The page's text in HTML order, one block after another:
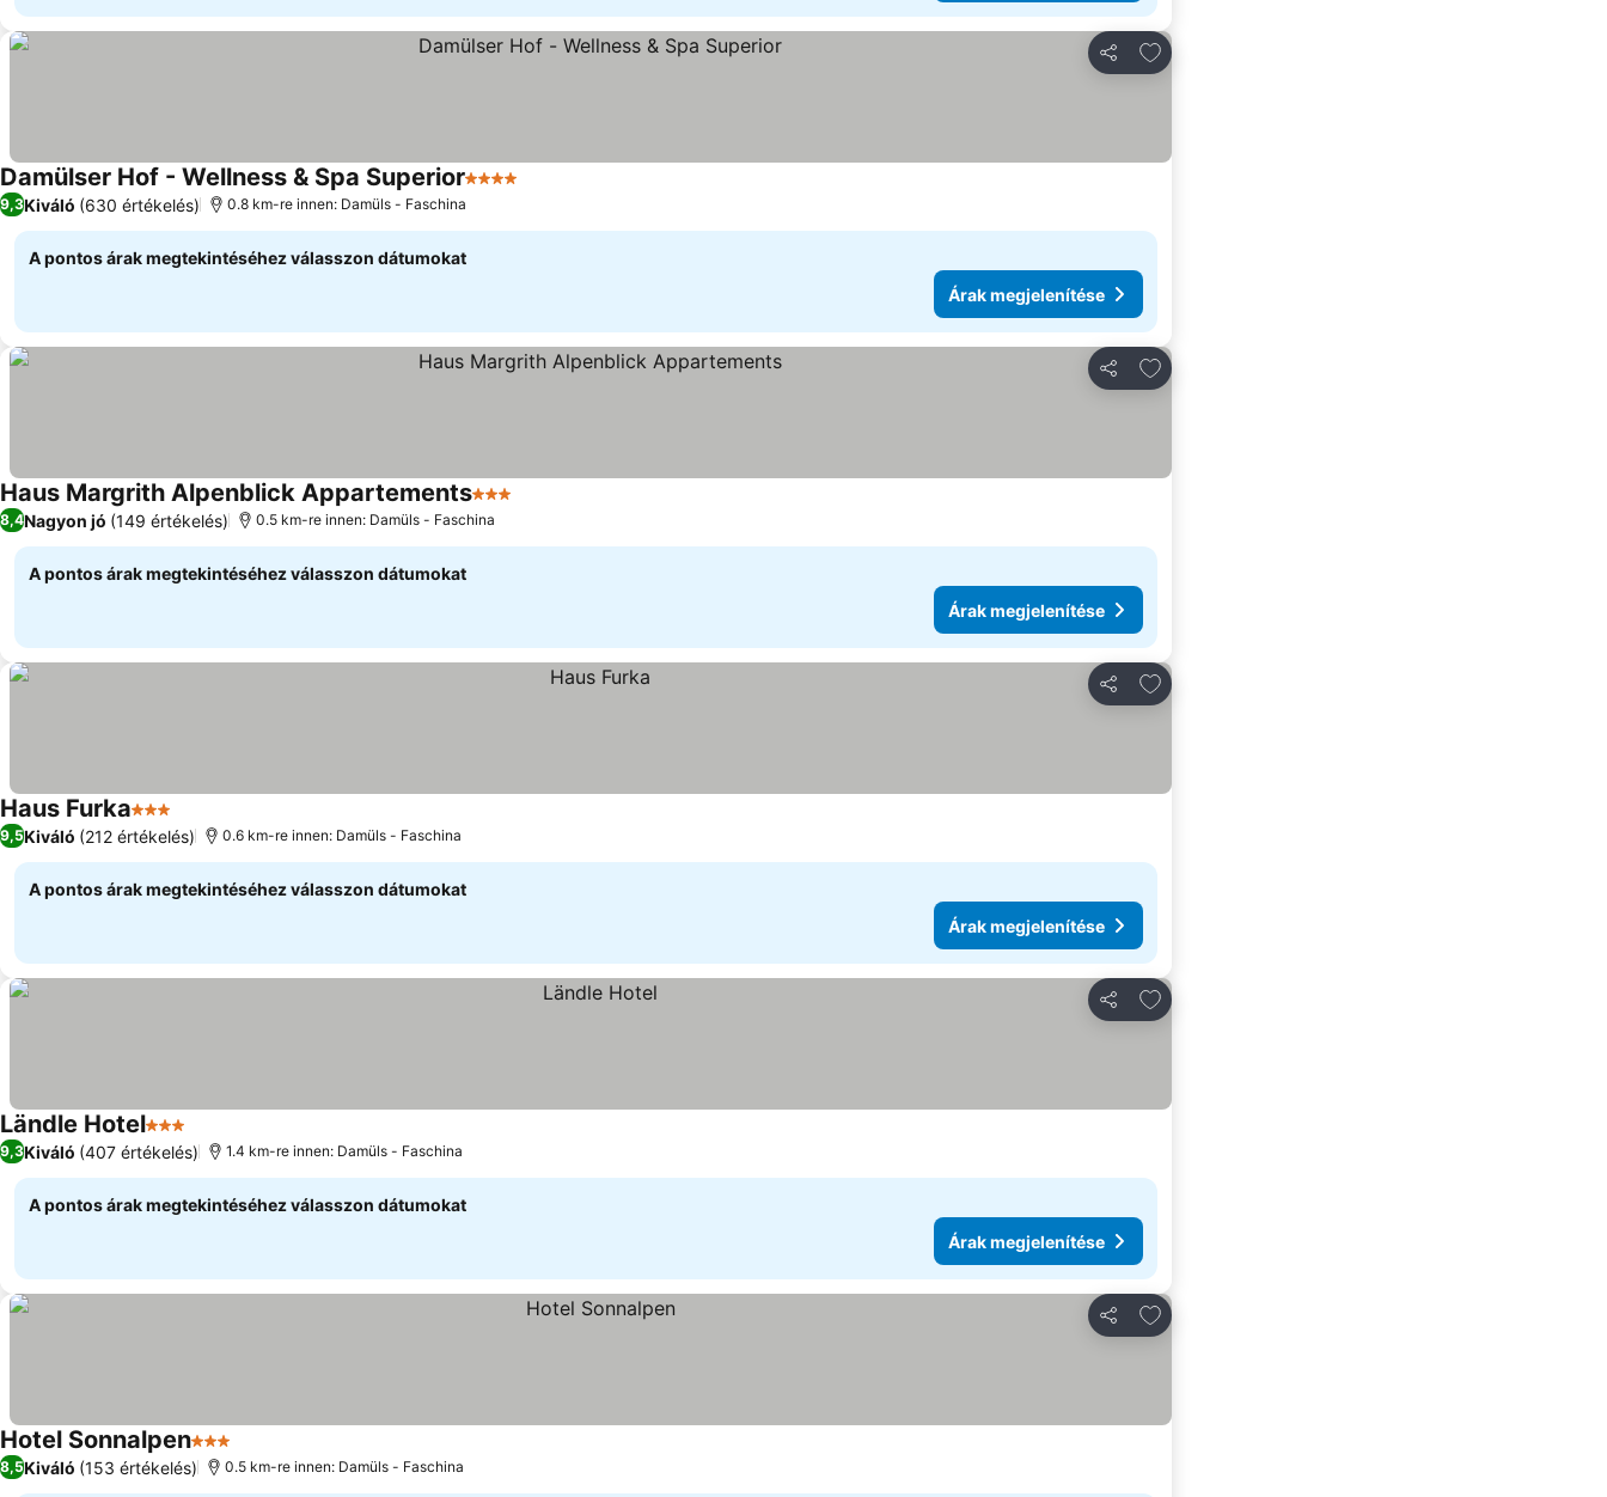
Megosztás
Hozzáadás a kedvencekhez
Damülser Hof - Wellness & Spa Superior4 Kategória
9,3Kiváló (630 értékelés) 0.8 km-re innen: Damüls - Faschina
A pontos árak megtekintéséhez válasszon dátumokat
Árak megjelenítése
Megosztás
Hozzáadás a kedvencekhez
Haus Margrith Alpenblick Appartements3 Kategória
8,4Nagyon jó (149 értékelés) 0.5 km-re innen: Damüls - Faschina
A pontos árak megtekintéséhez válasszon dátumokat
Árak megjelenítése
Megosztás
Hozzáadás a kedvencekhez
Haus Furka3 KategóriaÁrak megjelenítése
9,5Kiváló (212 értékelés) 0.6 km-re innen: Damüls - Faschina
A pontos árak megtekintéséhez válasszon dátumokat
Árak megjelenítése
Megosztás
Hozzáadás a kedvencekhez
Ländle Hotel3 KategóriaÁrak megjelenítése
9,3Kiváló (407 értékelés) 1.4 km-re innen: Damüls - Faschina
A pontos árak megtekintéséhez válasszon dátumokat
Árak megjelenítése
Megosztás
Hozzáadás a kedvencekhez
Hotel Sonnalpen3 Kategória
8,5Kiváló (153 értékelés) 0.5 km-re innen: Damüls - Faschina